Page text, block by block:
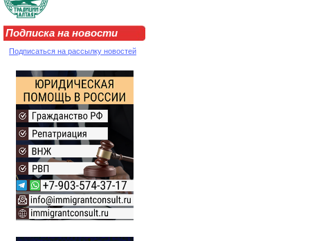
Подписка на новости
Подписаться на рассылку новостей